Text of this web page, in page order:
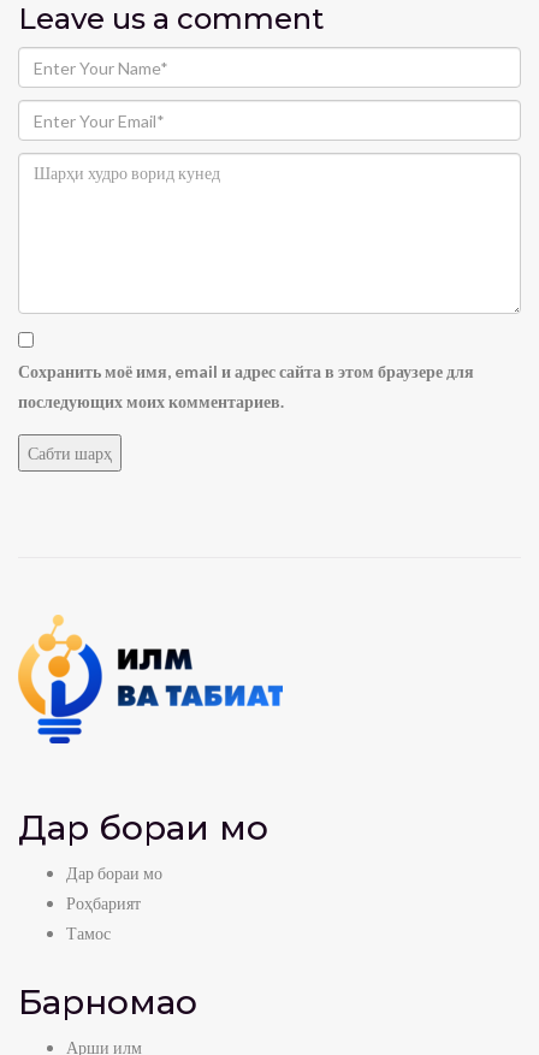
Leave us a comment
Сохранить моё имя, email и адрес сайта в этом браузере для
последующих моих комментариев.
Дар бораи мо
Дар бораи мо
Роҳбарият
Тамос
Барномаҳо
Арши илм